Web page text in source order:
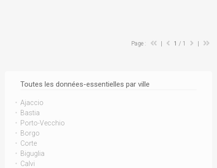
Toutes les données-essentielles par ville
Ajaccio
Bastia
Porto-Vecchio
Borgo
Corte
Biguglia
Calvi
Page : 1 / 1